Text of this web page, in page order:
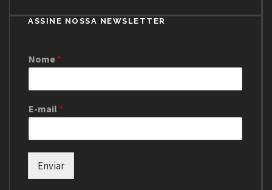
ASSINE NOSSA NEWSLETTER
Nome *
E-mail *
Enviar